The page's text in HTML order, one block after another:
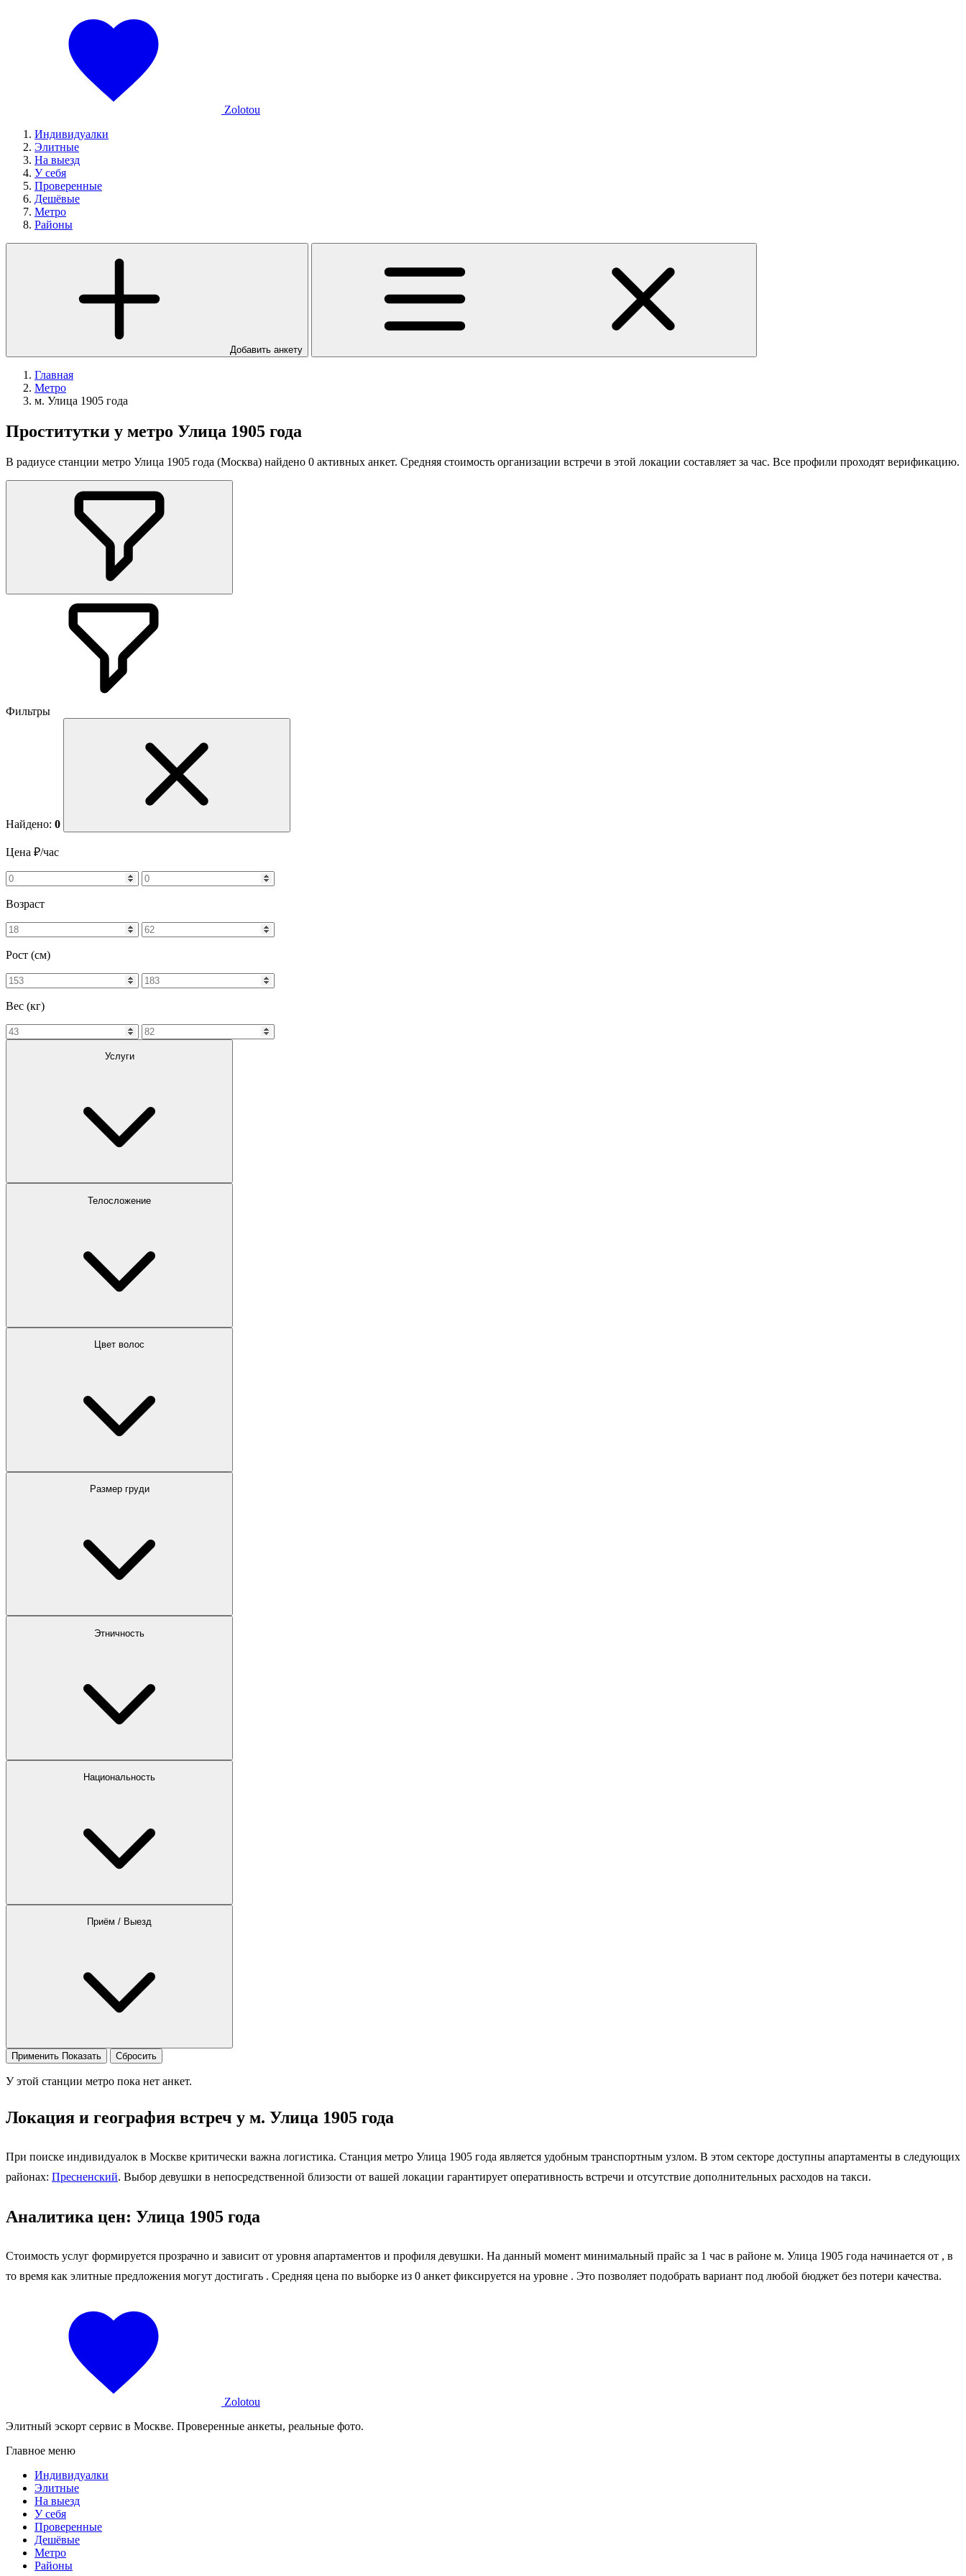
Zolotou
Индивидуалки
Элитные
На выезд
У себя
Проверенные
Дешёвые
Метро
Районы
Добавить анкету
Главная
Метро
м. Улица 1905 года
Проститутки у метро Улица 1905 года
В радиусе станции метро Улица 1905 года (Москва) найдено 0 активных анкет. Средняя стоимость организации встречи в этой локации составляет за час. Все профили проходят верификацию.
Фильтры
Найдено: 0
Цена ₽/час
Возраст
Рост (см)
Вес (кг)
Услуги
Телосложение
Цвет волос
Размер груди
Этничность
Национальность
Приём / Выезд
Применить Показать Сбросить
У этой станции метро пока нет анкет.
Локация и география встреч у м. Улица 1905 года
При поиске индивидуалок в Москве критически важна логистика. Станция метро Улица 1905 года является удобным транспортным узлом. В этом секторе доступны апартаменты в следующих
районах: Пресненский. Выбор девушки в непосредственной близости от вашей локации гарантирует оперативность встречи и отсутствие дополнительных расходов на такси.
Аналитика цен: Улица 1905 года
Стоимость услуг формируется прозрачно и зависит от уровня апартаментов и профиля девушки. На данный момент минимальный прайс за 1 час в районе м. Улица 1905 года начинается от , в
то время как элитные предложения могут достигать . Средняя цена по выборке из 0 анкет фиксируется на уровне . Это позволяет подобрать вариант под любой бюджет без потери качества.
Zolotou
Элитный эскорт сервис в Москве. Проверенные анкеты, реальные фото.
Главное меню
Индивидуалки
Элитные
На выезд
У себя
Проверенные
Дешёвые
Метро
Районы